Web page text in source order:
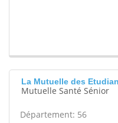
La Mutuelle des
Mutuelle Santé Sénior
Département: 56